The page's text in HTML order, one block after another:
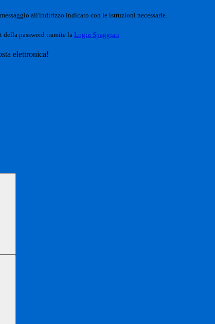
all'indirizzo indicato con le istruzioni necessarie.
della password tramite la Login Spaggiari
elettronica!